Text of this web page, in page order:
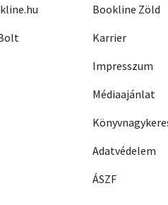
Bookline Zöld
Karrier
Impresszum
Médiaajánlat
Adatvédelem
ÁSZF